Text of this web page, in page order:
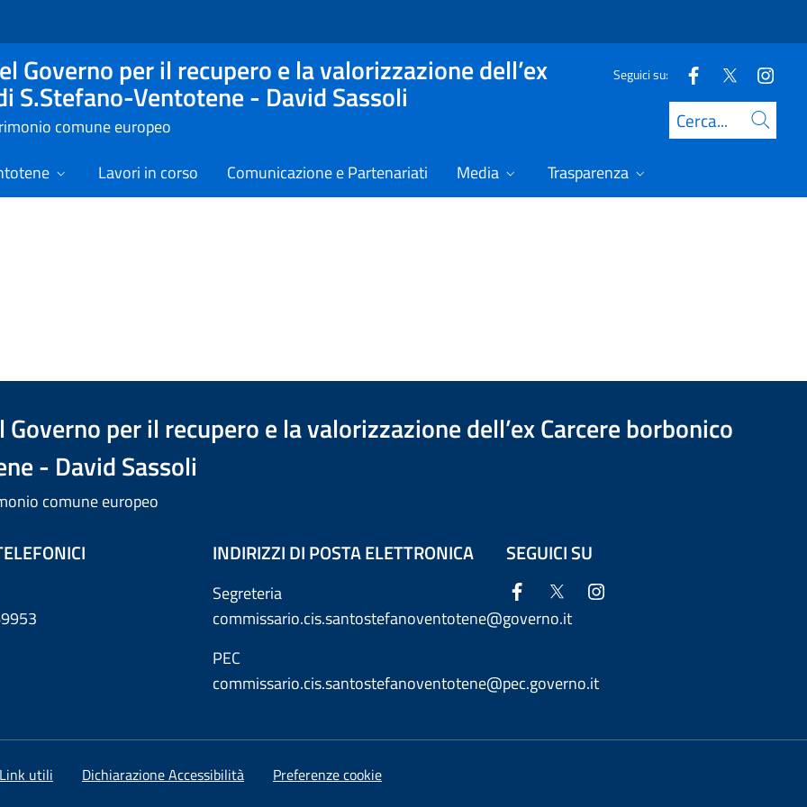
Governo per il recupero e la valorizzazione dell’ex
S.Stefano-Ventotene - David Sassoli
comune europeo
Seguici su:
Cerca
Lavori in corso Comunicazione e Partenariati Media Trasparenza
per il recupero e la valorizzazione dell’ex Carcere borbonico
- David Sassoli
comune europeo
INDIRIZZI DI POSTA ELETTRONICA
Segreteria
commissario.cis.santostefanoventotene@governo.it
PEC
commissario.cis.santostefanoventotene@pec.governo.it
SEGUICI SU
Link utili Dichiarazione Accessibilità Preferenze cookie